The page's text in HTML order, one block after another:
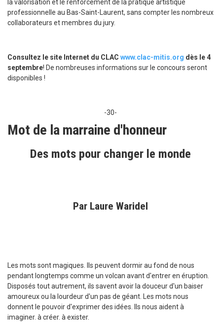
la valorisation et le renforcement de la pratique artistique
professionnelle au Bas-Saint-Laurent, sans compter les nombreux
collaborateurs et membres du jury.
Consultez le site Internet du CLAC www.clac-mitis.org dès le 4
septembre! De nombreuses informations sur le concours seront
disponibles !
-30-
Mot de la marraine d'honneur
Des mots pour changer le monde
Par Laure Waridel
Les mots sont magiques. Ils peuvent dormir au fond de nous
pendant longtemps comme un volcan avant d'entrer en éruption.
Disposés tout autrement, ils savent avoir la douceur d'un baiser
amoureux ou la lourdeur d'un pas de géant. Les mots nous
donnent le pouvoir d'exprimer des idées. Ils nous aident à
imaginer. à créer. à exister.